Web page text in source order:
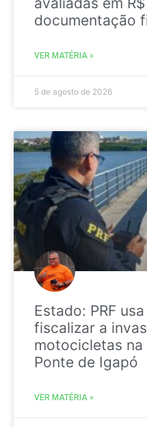
documentação
VER MATÉRIA »
5 de agosto de 2026
Estado: PRF
fiscalizar a
motocicletas
Ponte de Igapó
VER MATÉRIA »